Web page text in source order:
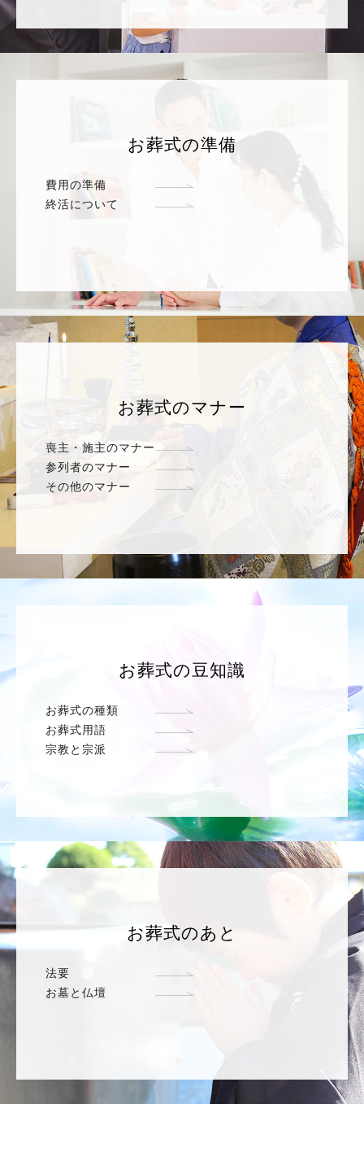
お葬式の準備
費用の準備
終活について
お葬式のマナー
喪主・施主のマナー
参列者のマナー
その他のマナー
お葬式の豆知識
お葬式の種類
お葬式用語
宗教と宗派
お葬式のあと
法要
お墓と仏壇